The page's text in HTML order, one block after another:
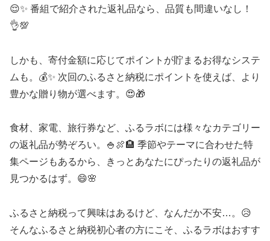
😌✨ 番組で紹介された返礼品なら、品質も間違いなし！
👌💯
しかも、寄付金額に応じてポイントが貯まるお得なシステ
ムも。💰✨ 次回のふるさと納税にポイントを使えば、より
豊かな贈り物が選べます。😍🎁
食材、家電、旅行券など、ふるラボには様々なカテゴリー
の返礼品が勢ぞろい。🍚🍖🏨 季節やテーマに合わせた特
集ページもあるから、きっとあなたにぴったりの返礼品が
見つかるはず。😄🌸
ふるさと納税って興味はあるけど、なんだか不安…。😥
そんなふるさと納税初心者の方にこそ、ふるラボはおすす